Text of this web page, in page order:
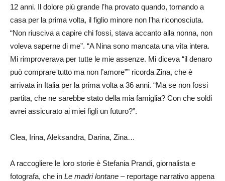
12 anni. Il dolore più grande l’ha provato quando, tornando a
casa per la prima volta, il figlio minore non l’ha riconosciuta.
“Non riusciva a capire chi fossi, stava accanto alla nonna, non
voleva saperne di me”. “A Nina sono mancata una vita intera.
Mi rimproverava per tutte le mie assenze. Mi diceva “il denaro
può comprare tutto ma non l’amore”” ricorda Zina, che è
arrivata in Italia per la prima volta a 36 anni. “Ma se non fossi
partita, che ne sarebbe stato della mia famiglia? Con che soldi
avrei assicurato ai miei figli un futuro?”.
Clea, Irina, Aleksandra, Darina, Zina…
A raccogliere le loro storie è Stefania Prandi, giornalista e
fotografa, che in Le madri lontane – reportage narrativo appena